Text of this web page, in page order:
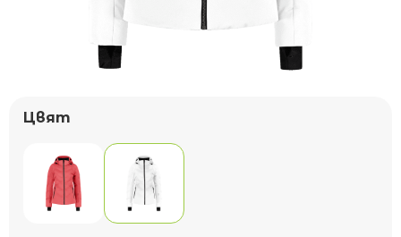
Цвят